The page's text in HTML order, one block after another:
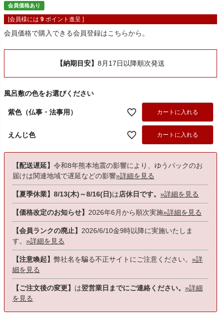
会員価格あり
[会員様には 9 ポイント進呈 ]
会員価格で購入できる会員登録はこちらから。
【納期目安】 8月17日以降順次発送
風呂敷の色をお選びください
紫色（仏事・法事用） カートに入れる
えんじ色 カートに入れる
【配送遅延】 令和8年熊本地震の影響により、ゆうパックのお
届けは関連地域で遅延などの影響»詳細を見る
【夏季休業】8/13(木)～8/16(日)は店休日です。 »詳細を見る
【価格改定のお知らせ】 2026年6月から順次実施»詳細を見る
【会員ランクの廃止】 2026/6/10金9時以降に実施いたしま
す。 »詳細を見る
【注意喚起】 弊社名を騙る不正サイトにご注意ください。 »詳
細を見る
【ご注文後の変更】 は翌営業日までにご連絡ください。 »詳細
を見る